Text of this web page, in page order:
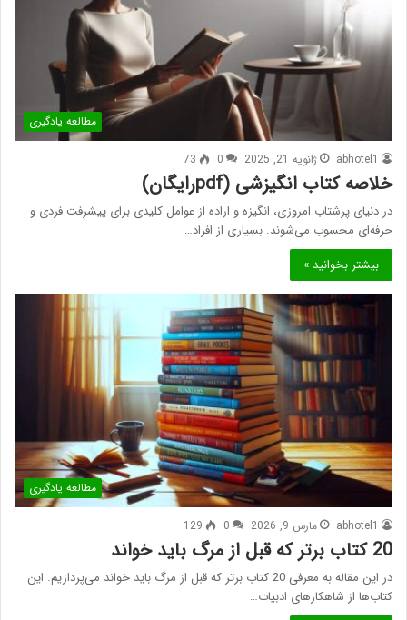
مطالعه یادگیری
abhotel1 ژانویه 21, 2025 0
73
خلاصه کتاب انگیزشی (pdfرایگان)
در دنیای پرشتاب امروزی، انگیزه و اراده از عوامل کلیدی برای پیشرفت فردی و
حرفه‌ای محسوب می‌شوند. بسیاری از افراد…
بیشتر بخوانید »
مطالعه یادگیری
abhotel1 مارس 9, 2026 0
129
20 کتاب برتر که قبل از مرگ باید خواند
در این مقاله به معرفی 20 کتاب برتر که قبل از مرگ باید خواند می‌پردازیم. این
کتاب‌ها از شاهکارهای ادبیات…